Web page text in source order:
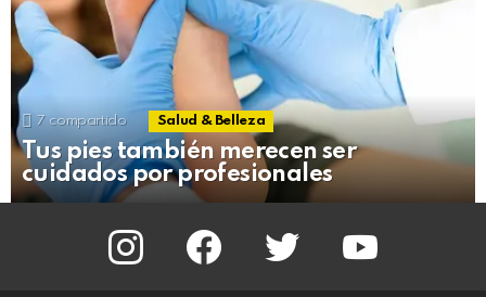
7 compartido Salud & Belleza
Tus pies también merecen ser
cuidados por profesionales
instagram facebook twitter